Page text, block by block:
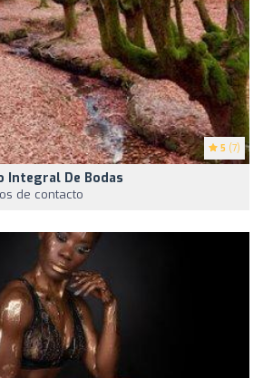
5 (7)
Integral De Bodas
de contacto